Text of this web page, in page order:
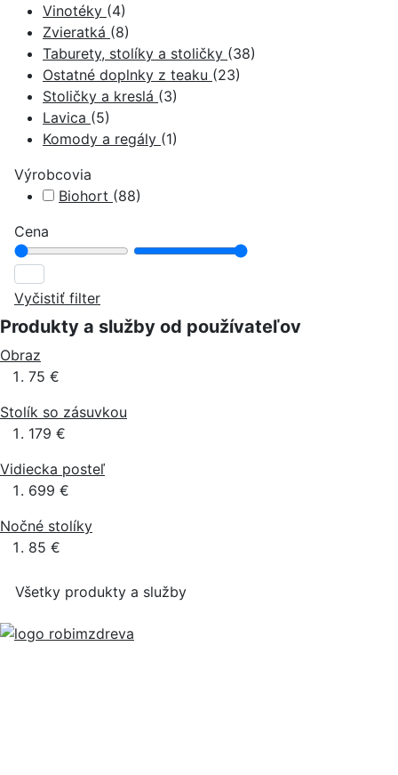
Vinotéky (4)
Zvieratká (8)
Taburety, stolíky a stoličky (38)
Ostatné doplnky z teaku (23)
Stoličky a kreslá (3)
Lavica (5)
Komody a regály (1)
Výrobcovia
Biohort (88)
Cena
Vyčistiť filter
Produkty a služby od používateľov
Obraz
75 €
Stolík so zásuvkou
179 €
Vidiecka posteľ
699 €
Nočné stolíky
85 €
Všetky produkty a služby